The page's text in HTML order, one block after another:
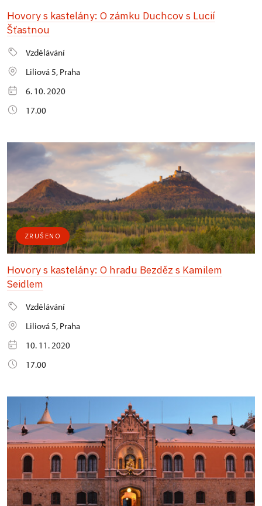
Hovory s kastelány: O zámku Duchcov s Lucií
Šťastnou
Vzdělávání
Liliová 5, Praha
6. 10. 2020
17.00
ZRUŠENO
Hovory s kastelány: O hradu Bezděz s Kamilem
Seidlem
Vzdělávání
Liliová 5, Praha
10. 11. 2020
17.00